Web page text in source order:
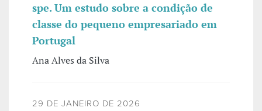
spe. Um estudo sobre a condição de
classe do pequeno empresariado em
Portugal
Ana Alves da Silva
29 DE JANEIRO DE 2026